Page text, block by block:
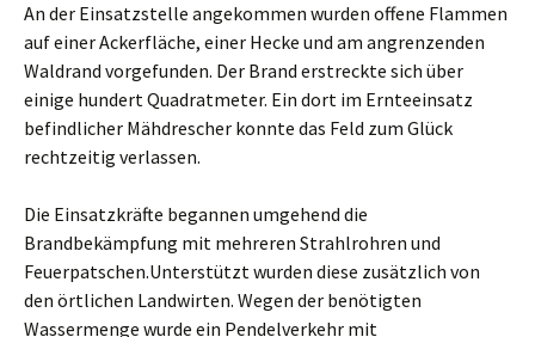
An der Einsatzstelle angekommen wurden offene Flammen
auf einer Ackerfläche, einer Hecke und am angrenzenden
Waldrand vorgefunden. Der Brand erstreckte sich über
einige hundert Quadratmeter. Ein dort im Ernteeinsatz
befindlicher Mähdrescher konnte das Feld zum Glück
rechtzeitig verlassen.
Die Einsatzkräfte begannen umgehend die
Brandbekämpfung mit mehreren Strahlrohren und
Feuerpatschen.Unterstützt wurden diese zusätzlich von
den örtlichen Landwirten. Wegen der benötigten
Wassermenge wurde ein Pendelverkehr mit